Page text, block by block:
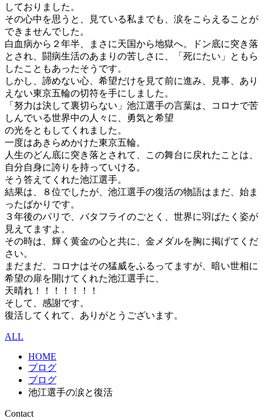
しておりました。
その心中を思うと、見ている私までも、涙をこらえることが
できませんでした。
白血病から２年半、まさに天国から地獄へ。ドン底に突き落
とされ、闘病生活のあまりの苦しさに、「死にたい」ともら
したこともあったそうです。
しかし、諦めない心、希望だけを見て前に進み、見事、あり
えない東京五輪の切符を手にしました。
「努力は決して裏切らない」池江選手の言葉は、コロナで苦
しんでいる世界中の人々に、勇気と希望
の光をともしてくれました。
一度はあきらめかけた東京五輪。
人生のどん底に突き落とされて、この舞台に戻れたことは、
自分自身に誇りを持っていける。
そう答えてくれた池江選手。
結果は、８位でしたが、池江選手の復活の物語はまだ、始ま
ったばかりです。
３年後のパリで、バタフライのごとく、世界に羽ばたく姿が
見えてますよ。
その時は、輝く黄金の心と共に、金メダルを胸に掲げてくだ
さい。
まだまだ、コロナはその猛威をふるってますが、暗い世相に
希望の扉を開けてくれた池江選手に、
天晴れ！！！！！！！
そして、感謝です。
復活してくれて、ありがとうございます。
ALL
HOME
ブログ
ブログ
池江選手の涙と復活
Contact